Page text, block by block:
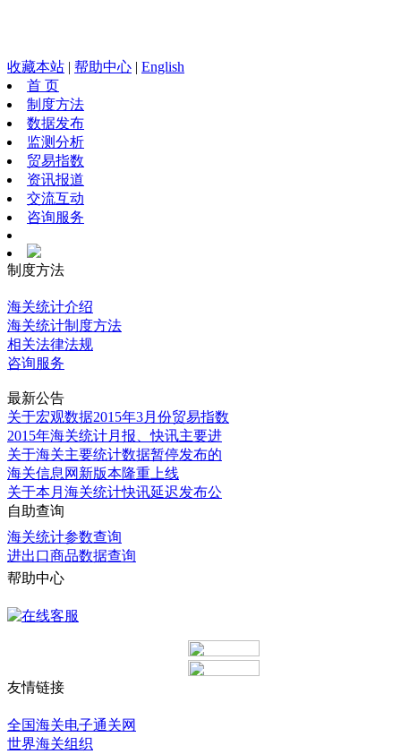
收藏本站 | 帮助中心 | English
首 页
制度方法
数据发布
监测分析
贸易指数
资讯报道
交流互动
咨询服务
制度方法
海关统计介绍
海关统计制度方法
相关法律法规
咨询服务
最新公告
关于宏观数据2015年3月份贸易指数
2015年海关统计月报、快讯主要进
关于海关主要统计数据暂停发布的
海关信息网新版本隆重上线
关于本月海关统计快讯延迟发布公
自助查询
海关统计参数查询
进出口商品数据查询
帮助中心
友情链接
全国海关电子通关网
世界海关组织